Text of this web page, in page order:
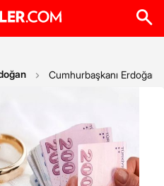
Cumhurbaşkanı